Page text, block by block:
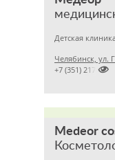
Челябинск, ул.

+7 (351) 2172376
Medeor